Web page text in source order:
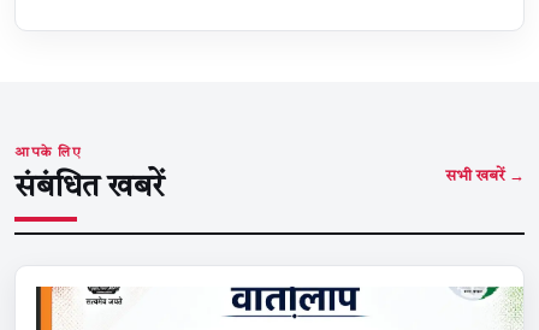
आपके लिए
संबंधित खबरें सभी खबरें →